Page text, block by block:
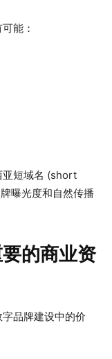
能：
亚短域名 (short
曝光度和自然传播
的商业资
品牌建设中的价